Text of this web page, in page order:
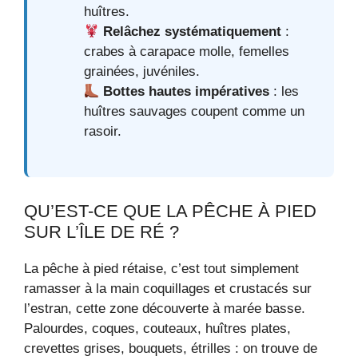
huîtres.
Relâchez systématiquement :
crabes à carapace molle, femelles
grainées, juvéniles.
Bottes hautes impératives : les
huîtres sauvages coupent comme un
rasoir.
QU’EST-CE QUE LA PÊCHE À PIED
SUR L’ÎLE DE RÉ ?
La pêche à pied rétaise, c’est tout simplement
ramasser à la main coquillages et crustacés sur
l’estran, cette zone découverte à marée basse.
Palourdes, coques, couteaux, huîtres plates,
crevettes grises, bouquets, étrilles : on trouve de